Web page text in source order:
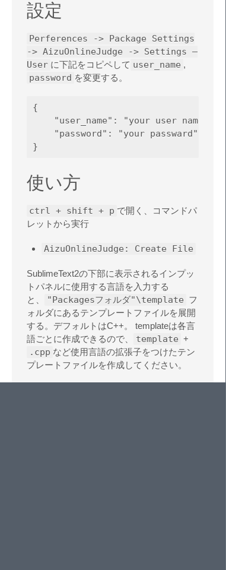
設定
Perferences -> Package Settings
-> AizuOnlineJudge -> Settings –
User に下記をコピペして user_name ,
password を変更する。
{
    "user_name": "your user name",
    "password": "your passward"
使い方
ctrl + shift + p で開く、コマンドパ
レットから実行
AizuOnlineJudge: Create File
SublimeText2の下部に表示されるインプッ
トパネルに使用する言語を入力する
と、
"Packagesフォルダ"\template フ
ォルダにあるテンプレートファイルを展開
する。デフォルトはC++。 templateは各言
語ごとに作成できるので、
template +
.cpp など使用言語の拡張子をつけたテン
プレートファイルを作成してください。